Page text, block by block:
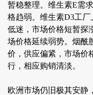
暂稳整理。维生素E需
格趋弱。维生素D3工
低迷，市场价格短暂探
场价格延续弱势。烟酰
价，供应偏紧，市场价
行，相应购销清淡。
欧洲市场仍旧极其安静